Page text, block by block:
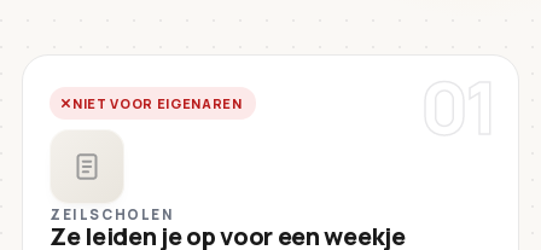
01
NIET VOOR EIGENAREN
ZEILSCHOLEN
Ze leiden je op voor een weekje